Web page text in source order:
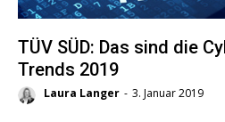
TÜV SÜD: Das sind die
Trends 2019
Laura Langer - 3. Januar 2019